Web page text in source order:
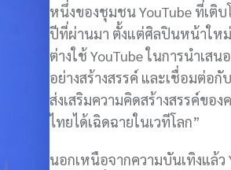
หนึ่งของชุมชน YouTube ที่เติบ
ปีที่ผ่านมา ตั้งแต่ศิลปินหน้าใหม่
ต่างใช้ YouTube ในการนำเส
อย่างสร้างสรรค์ และเชื่อมต่อกั
ส่งเสริมความคิดสร้างสรรค์ข
ไทยได้เฉิดฉายในเวทีโลก”
นอกเหนือจากความบันเทิงแล้